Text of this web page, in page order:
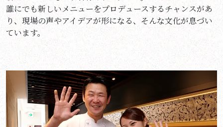
誰にでも新しいメニューをプロデュースするチャンスがあ
り、現場の声やアイデアが形になる、そんな文化が息づい
ています。